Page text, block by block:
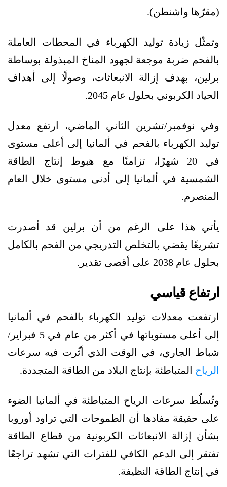
(مقرّها واشنطن).
وتمثّل زيادة توليد الكهرباء في المحطات العاملة
بالفحم ضربة موجعة لجهود المناخ المبذولة بوساطة
برلين، بهدف إزالة الانبعاثات، وصولًا إلى أهداف
الحياد الكربوني بحلول عام 2045.
وفي نوفمبر/تشرين الثاني الماضي، ارتفع معدل
توليد الكهرباء بالفحم في ألمانيا إلى أعلى مستوى
في 20 شهرًا، تزامنًا مع هبوط إنتاج الطاقة
الشمسية في ألمانيا إلى أدنى مستوى خلال العام
المنصرم.
يأتي هذا على الرغم من أن برلين قد أصدرت
تشريعًا يقضي بالتخلص التدريجي من الفحم بالكامل
بحلول عام 2038 على أقصى تقدير.
ارتفاع قياسي
ارتفعت معدلات توليد الكهرباء بالفحم في ألمانيا
إلى أعلى مستوياتها في أكثر من عام في 5 فبراير/
شباط الجاري، في الوقت الذي أثّرت فيه سرعات
الرياح المتباطئة بإنتاج البلاد من الطاقة المتجددة.
وتُسلّط سرعات الرياح المتباطئة في ألمانيا الضوء
على حقيقة مفادها أن الطموحات التي تراود أوروبا
بشأن إزالة الانبعاثات الكربونية من قطاع الطاقة
تفتقر إلى الدعم الكافي للفترات التي تشهد تراجعًا
في إنتاج الطاقة النظيفة.